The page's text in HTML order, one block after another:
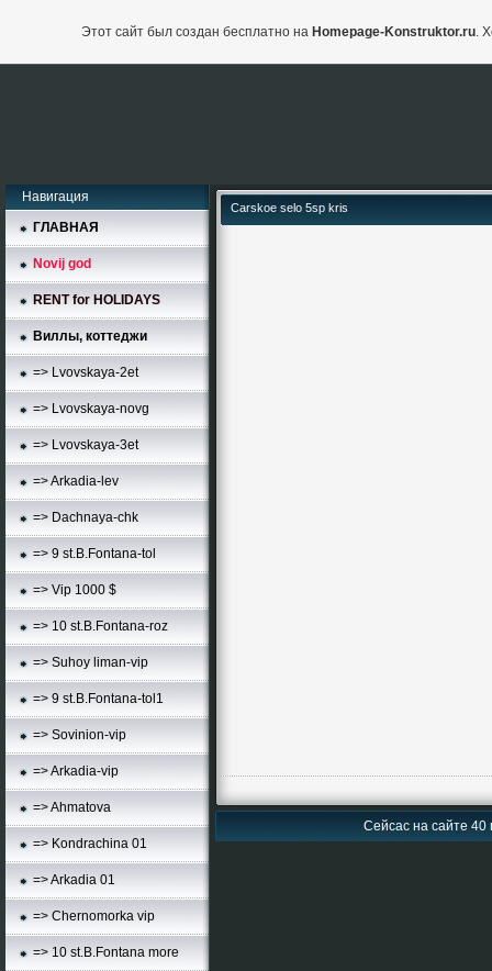
Навигация
ГЛАВНАЯ
Novij god
RENT for HOLIDAYS
Виллы, коттеджи
=> Lvovskaya-2et
=> Lvovskaya-novg
=> Lvovskaya-3et
=> Arkadia-lev
=> Dachnaya-chk
=> 9 st.B.Fontana-tol
=> Vip 1000 $
=> 10 st.B.Fontana-roz
=> Suhoy liman-vip
=> 9 st.B.Fontana-tol1
=> Sovinion-vip
=> Arkadia-vip
=> Ahmatova
=> Kondrachina 01
=> Arkadia 01
=> Chernomorka vip
=> 10 st.B.Fontana more
Carskoe selo 5sp kris
Сейсас на сайте 40
Этот сайт был создан бесплатно на Homepage-Konstruktor.ru.